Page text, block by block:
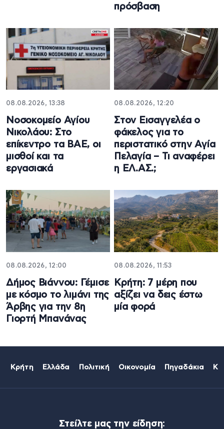
πρόσβαση
08.08.2026, 13:38
Νοσοκομείο Αγίου
Νικολάου: Στο
επίκεντρο τα ΒΑΕ, οι
μισθοί και τα
εργασιακά
08.08.2026, 12:20
Στον Εισαγγελέα ο
φάκελος για το
περιστατικό στην Αγία
Πελαγία – Τι αναφέρει
η ΕΛ.ΑΣ.;
08.08.2026, 12:00
Δήμος Βιάννου: Γέμισε
με κόσμο το λιμάνι της
Άρβης για την 8η
Γιορτή Μπανάνας
08.08.2026, 11:53
Κρήτη: 7 μέρη που
αξίζει να δεις έστω
μία φορά
Κρήτη Ελλάδα Πολιτική Οικονομία Πηγαδάκια
Στείλτε μας την είδηση: